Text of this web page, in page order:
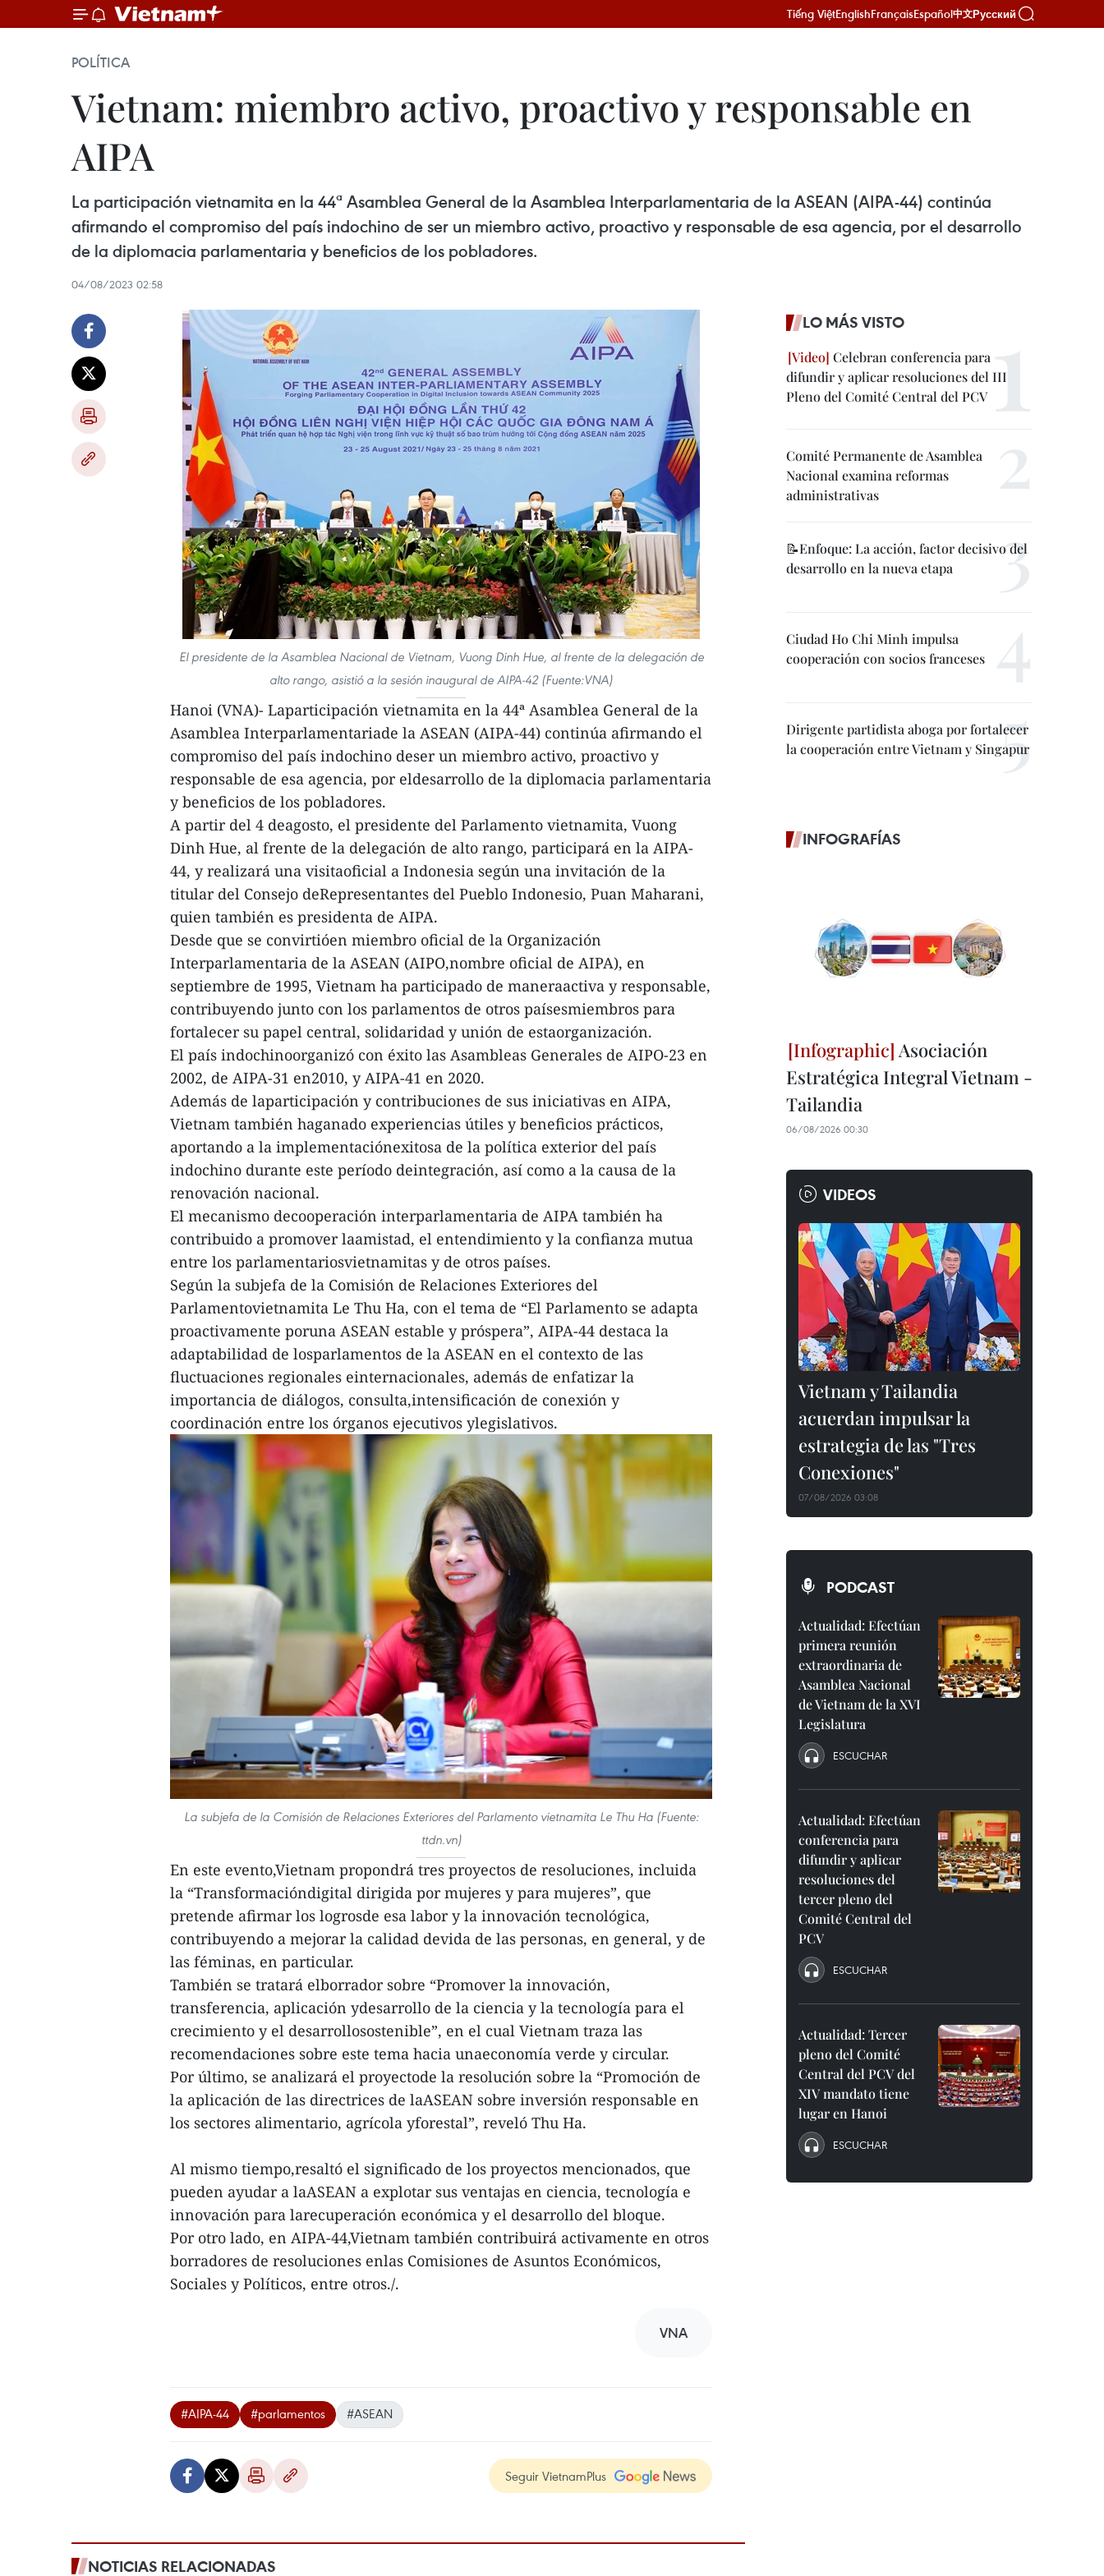
Tiếng ViệtEnglishFrançaisEspañol中文Русский
POLÍTICA
Vietnam: miembro activo, proactivo y responsable en
AIPA
La participación vietnamita en la 44ª Asamblea General de la Asamblea Interparlamentaria de la ASEAN (AIPA-44) continúa
afirmando el compromiso del país indochino de ser un miembro activo, proactivo y responsable de esa agencia, por el desarrollo
de la diplomacia parlamentaria y beneficios de los pobladores.
04/08/2023 02:58
El presidente de la Asamblea Nacional de Vietnam, Vuong Dinh Hue, al frente de la delegación de
alto rango, asistió a la sesión inaugural de AIPA-42 (Fuente:VNA)
Hanoi (VNA)- Laparticipación vietnamita en la 44ª Asamblea General de la
Asamblea Interparlamentariade la ASEAN (AIPA-44) continúa afirmando el
compromiso del país indochino deser un miembro activo, proactivo y
responsable de esa agencia, por eldesarrollo de la diplomacia parlamentaria
y beneficios de los pobladores.
A partir del 4 deagosto, el presidente del Parlamento vietnamita, Vuong
Dinh Hue, al frente de la delegación de alto rango, participará en la AIPA-
44, y realizará una visitaoficial a Indonesia según una invitación de la
titular del Consejo deRepresentantes del Pueblo Indonesio, Puan Maharani,
quien también es presidenta de AIPA.
Desde que se convirtióen miembro oficial de la Organización
Interparlamentaria de la ASEAN (AIPO,nombre oficial de AIPA), en
septiembre de 1995, Vietnam ha participado de maneraactiva y responsable,
contribuyendo junto con los parlamentos de otros paísesmiembros para
fortalecer su papel central, solidaridad y unión de estaorganización.
El país indochinoorganizó con éxito las Asambleas Generales de AIPO-23 en
2002, de AIPA-31 en2010, y AIPA-41 en 2020.
Además de laparticipación y contribuciones de sus iniciativas en AIPA,
Vietnam también haganado experiencias útiles y beneficios prácticos,
aportando a la implementaciónexitosa de la política exterior del país
indochino durante este período deintegración, así como a la causa de la
renovación nacional.
El mecanismo decooperación interparlamentaria de AIPA también ha
contribuido a promover laamistad, el entendimiento y la confianza mutua
entre los parlamentariosvietnamitas y de otros países.
Según la subjefa de la Comisión de Relaciones Exteriores del
Parlamentovietnamita Le Thu Ha, con el tema de “El Parlamento se adapta
proactivamente poruna ASEAN estable y próspera”, AIPA-44 destaca la
adaptabilidad de losparlamentos de la ASEAN en el contexto de las
fluctuaciones regionales einternacionales, además de enfatizar la
importancia de diálogos, consulta,intensificación de conexión y
coordinación entre los órganos ejecutivos ylegislativos.
La subjefa de la Comisión de Relaciones Exteriores del Parlamento vietnamita Le Thu Ha (Fuente:
ttdn.vn)
En este evento,Vietnam propondrá tres proyectos de resoluciones, incluida
la “Transformacióndigital dirigida por mujeres y para mujeres”, que
pretende afirmar los logrosde esa labor y la innovación tecnológica,
contribuyendo a mejorar la calidad devida de las personas, en general, y de
las féminas, en particular.
También se tratará elborrador sobre “Promover la innovación,
transferencia, aplicación ydesarrollo de la ciencia y la tecnología para el
crecimiento y el desarrollosostenible”, en el cual Vietnam traza las
recomendaciones sobre este tema hacia unaeconomía verde y circular.
Por último, se analizará el proyectode la resolución sobre la “Promoción de
la aplicación de las directrices de laASEAN sobre inversión responsable en
los sectores alimentario, agrícola yforestal”, reveló Thu Ha.
Al mismo tiempo,resaltó el significado de los proyectos mencionados, que
pueden ayudar a laASEAN a explotar sus ventajas en ciencia, tecnología e
innovación para larecuperación económica y el desarrollo del bloque.
Por otro lado, en AIPA-44,Vietnam también contribuirá activamente en otros
borradores de resoluciones enlas Comisiones de Asuntos Económicos,
Sociales y Políticos, entre otros./.
VNA
#AIPA-44 #parlamentos #ASEAN
Seguir VietnamPlus
NOTICIAS RELACIONADAS
LO MÁS VISTO
Celebran conferencia para
difundir y aplicar resoluciones del III
Pleno del Comité Central del PCV
Comité Permanente de Asamblea
Nacional examina reformas
administrativas
📝Enfoque: La acción, factor decisivo del
desarrollo en la nueva etapa
Ciudad Ho Chi Minh impulsa
cooperación con socios franceses
Dirigente partidista aboga por fortalecer
la cooperación entre Vietnam y Singapur
INFOGRAFÍAS
Asociación
Estratégica Integral Vietnam -
Tailandia
06/08/2026 00:30
VIDEOS
Vietnam y Tailandia
acuerdan impulsar la
estrategia de las "Tres
Conexiones"
07/08/2026 03:08
PODCAST
Actualidad: Efectúan
primera reunión
extraordinaria de
Asamblea Nacional
de Vietnam de la XVI
Legislatura
ESCUCHAR
Actualidad: Efectúan
conferencia para
difundir y aplicar
resoluciones del
tercer pleno del
Comité Central del
PCV
ESCUCHAR
Actualidad: Tercer
pleno del Comité
Central del PCV del
XIV mandato tiene
lugar en Hanoi
ESCUCHAR